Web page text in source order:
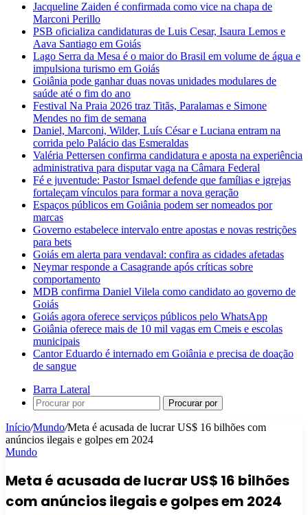
Jacqueline Zaiden é confirmada como vice na chapa de
Marconi Perillo
PSB oficializa candidaturas de Luis Cesar, Isaura Lemos e
Aava Santiago em Goiás
Lago Serra da Mesa é o maior do Brasil em volume de água e
impulsiona turismo em Goiás
Goiânia pode ganhar duas novas unidades modulares de
saúde até o fim do ano
Festival Na Praia 2026 traz Titãs, Paralamas e Simone
Mendes no fim de semana
Daniel, Marconi, Wilder, Luís César e Luciana entram na
corrida pelo Palácio das Esmeraldas
Valéria Pettersen confirma candidatura e aposta na experiência
administrativa para disputar vaga na Câmara Federal
Fé e juventude: Pastor Ismael defende que famílias e igrejas
fortaleçam vínculos para formar a nova geração
Espaços públicos em Goiânia podem ser nomeados por
marcas
Governo estabelece intervalo entre apostas e novas restrições
para bets
Goiás em alerta para vendaval: confira as cidades afetadas
Neymar responde a Casagrande após críticas sobre
comportamento
MDB confirma Daniel Vilela como candidato ao governo de
Goiás
Goiás agora oferece serviços públicos pelo WhatsApp
Goiânia oferece mais de 10 mil vagas em Cmeis e escolas
municipais
Cantor Eduardo é internado em Goiânia e precisa de doação
de sangue
Barra Lateral
Procurar por
Início/Mundo/Meta é acusada de lucrar US$ 16 bilhões com
anúncios ilegais e golpes em 2024
Mundo
Meta é acusada de lucrar US$ 16 bilhões
com anúncios ilegais e golpes em 2024